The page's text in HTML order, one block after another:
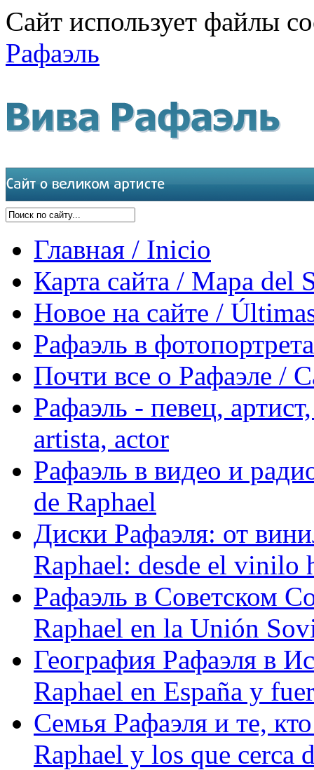
Сайт использует файлы
Рафаэль
Главная / Inicio
Карта сайта / Mapa del
Новое на сайте /
Рафаэль в
Почти все о Рафаэле /
Рафаэль - певец,
artista, actor
Рафаэль в видео и
de Raphael
Диски Рафаэля: от
Raphael: desde el vinilo
Рафаэль в Советском
Raphael en la Unión
География Рафаэля в
Raphael en España y
Семья Рафаэля и те,
Raphael y los que cerca